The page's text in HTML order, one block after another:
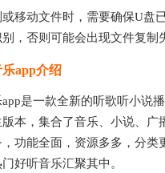
移动文件时，需要确保U盘
，否则可能会出现文件复制
app介绍
是一款全新的听歌听小说
本，集合了音乐、小说、广
功能全面，资源多多，分类
好听音乐汇聚其中。